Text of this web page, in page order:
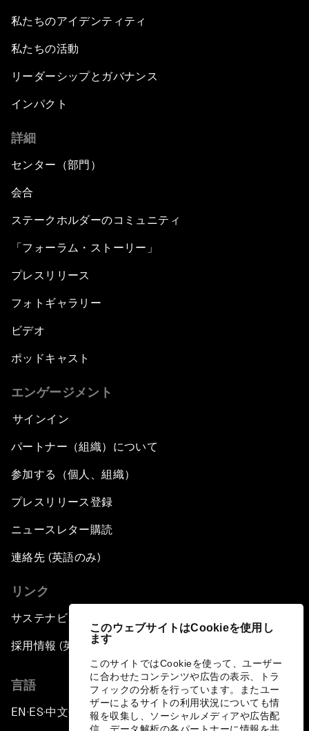
このウェブサイトはCookieを使用し
ます
このサイトではCookieを使って、ユーザー
に合わせたコンテンツや広告の表示、トラ
フィックの分析を行っています。またユー
ザーによるサイトの利用状況についても情
報を収集し、ソーシャルメディアや広告配
私たちのアイデンティティ
私たちの活動
リーダーシップとガバナンス
インパクト
詳細
センター（部門）
会合
ステークホルダーのコミュニティ
「フォーラム・ストーリー」
プレスリリース
フォトギャラリー
ビデオ
ポッドキャスト
エンゲージメント
サインイン
パートナー（組織）について
参加する（個人、組織）
プレスリリース登録
ニュースレター購読
連絡先 (英語のみ)
リンク
サステナビリティへの取り組み
採用情報 (英語のみ)
言語
EN ▪ ES▪中文▪ 日本語